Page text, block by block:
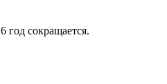
год сокращается.